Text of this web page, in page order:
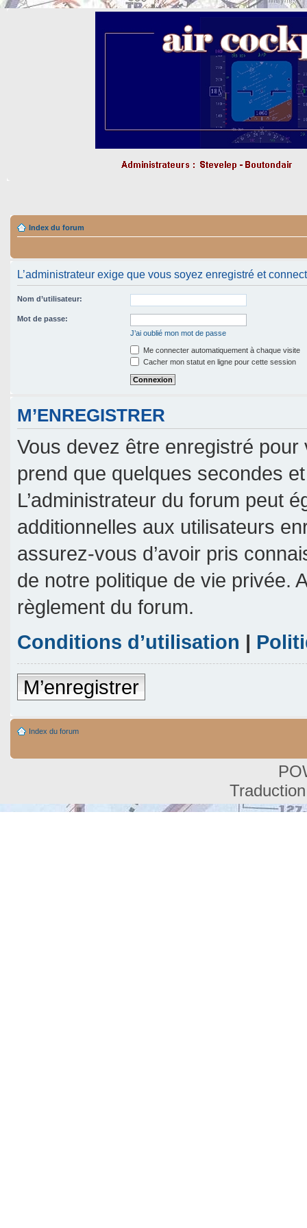
Index du forum
L’administrateur exige que vous soyez enregistré et
Nom d’utilisateur:
Mot de passe:
J’ai oublié mon mot de passe
Me connecter automatiquement à chaque visite
Cacher mon statut en ligne pour cette session
M’ENREGISTRER
Vous devez être enregistré pour
prend que quelques secondes
L’administrateur du forum peut
additionnelles aux utilisateurs
assurez-vous d’avoir pris
de notre politique de vie privée.
règlement du forum.
Conditions d’utilisation |
M’enregistrer
Index du forum